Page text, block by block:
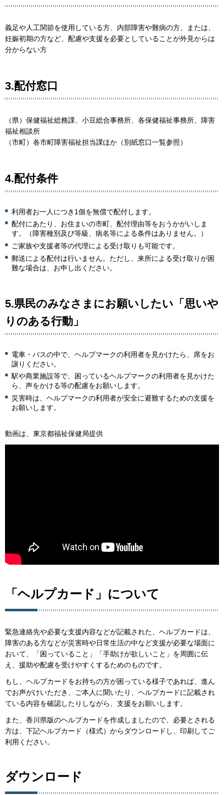
義足や人工関節を使用している方、内部障害や難病の方、または、
妊娠初期の方など、配慮や支援を必要としていることが外見からは
分からない方
3.配付窓口
（県）保健福祉総務課、小豆総合事務所、各保健福祉事務所、障害
福祉相談所
（市町）各市町障害福祉担当課ほか（別紙窓口一覧参照）
4.配付条件
利用者お一人につき1個を無償で配付します。
配付にあたり、お住まいの市町、配付理由等をおうかがいしま
す。（障害種別及び等級、病名等による条件はありません。）
ご家族や支援者等の代理による受け取りも可能です。
郵送による配付は行いません。ただし、来所による受け取りが困
難な場合は、お申し出ください。
5.県民のみなさまにお願いしたい「思いや
りのある行動」
電車・バスの中で、ヘルプマークの利用者を見かけたら、席をお
譲りください。
駅や商業施設等で、困っているヘルプマークの利用者を見かけた
ら、声をかける等の配慮をお願いします。
災害時は、ヘルプマークの利用者が安全に避難するための支援を
お願いします。
動画は、東京都福祉保健局提供
「ヘルプカード」について
緊急連絡先や必要な支援内容などが記載された、ヘルプカードは、
障害のある方などが災害時や日常生活の中など支援が必要な場面に
おいて、「困っていること」「手助けが欲しいこと」を周囲に伝
え、援助や配慮を受けやすくするためのものです。
もし、ヘルプカードをお持ちの方が困っている様子であれば、進ん
でお声がけいただき、ご本人に聞いたり、ヘルプカードに記載され
ている内容を確認したりしながら、支援をお願いします。
また、香川県版のヘルプカードを作成しましたので、必要とされる
方は、下記ヘルプカード（様式）からダウンロードし、印刷してご
利用ください。
ダウンロード